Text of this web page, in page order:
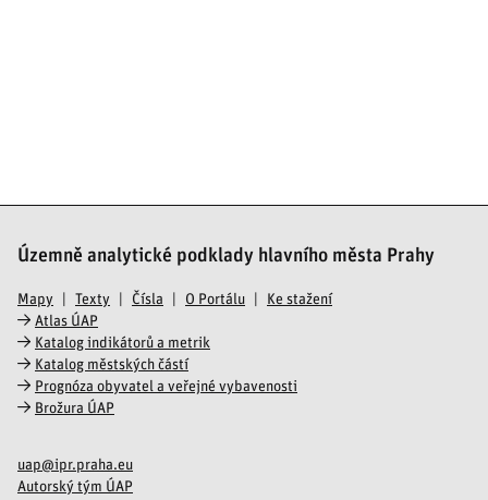
Územně analytické podklady hlavního města Prahy
Mapy Texty Čísla O Portálu
Ke stažení
Atlas ÚAP
Katalog indikátorů a metrik
Katalog městských částí
Prognóza obyvatel a veřejné vybavenosti
Brožura ÚAP
uap@ipr.praha.eu
Autorský tým ÚAP